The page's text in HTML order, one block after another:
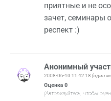
приятные и не
зачет, семинары
респект :)
Анонимный
2008-06-10 11:42:18 (один
Оценка 0
(Авторизуйтесь, чтобы